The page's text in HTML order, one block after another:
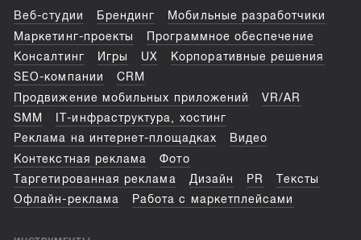
Веб-студии Брендинг
Мобильные разработчики
Маркетинг-проекты
Программное обеспечение
Консалтинг
Игры UX
Корпоративные решения
SEO-компании
CRM
Продвижение мобильных приложений
VR/AR
SMM
IT-инфраструктура, хостинг
Реклама на интернет-площадках
Видео
Контекстная реклама
Фото
Таргетированная реклама
Дизайн PR
Тексты
Офлайн-реклама
Работа с маркетплейсами